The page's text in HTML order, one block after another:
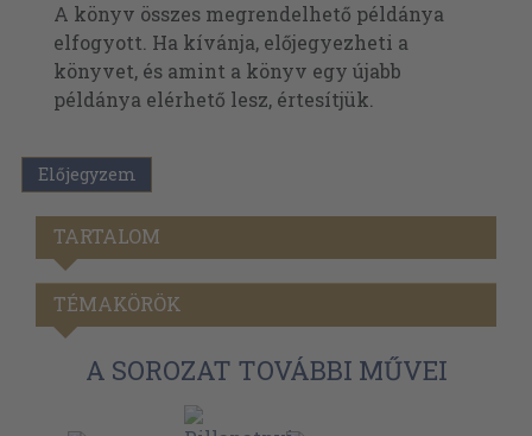
A könyv összes megrendelhető példánya
elfogyott. Ha kívánja, előjegyezheti a
könyvet, és amint a könyv egy újabb
példánya elérhető lesz, értesítjük.
Előjegyzem
TARTALOM
TÉMAKÖRÖK
A SOROZAT TOVÁBBI MŰVEI